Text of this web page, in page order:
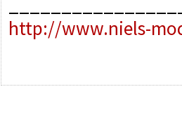
http://www.niels-